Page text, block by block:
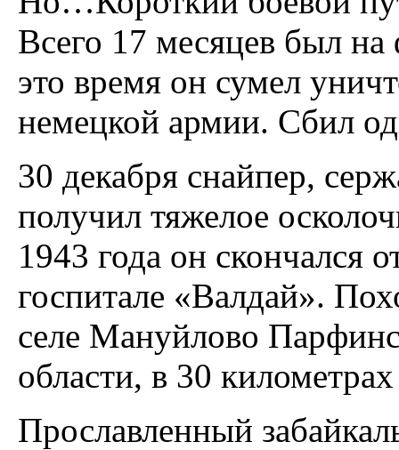
Всего 17 месяцев был
это время он сумел
немецкой армии. Сбил
30 декабря снайпер,
получил тяжелое
1943 года он скончался
госпитале «Валдай».
селе Мануйлово
области, в 30
Прославленный